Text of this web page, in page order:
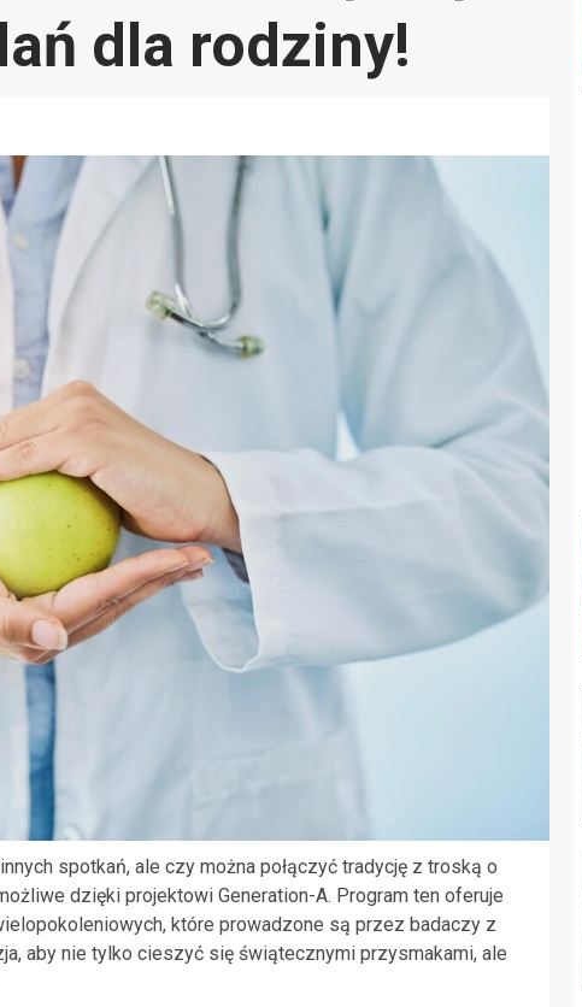
dla rodziny!
spotkań, ale czy można połączyć tradycję z troską o
dzięki projektowi Generation-A. Program ten oferuje
które prowadzone są przez badaczy z
aby nie tylko cieszyć się świątecznymi przysmakami, ale